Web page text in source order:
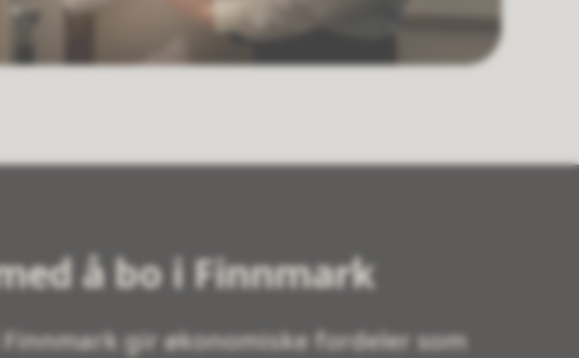
å bo i Finnmark
Finnmark gir økonomiske fordeler som